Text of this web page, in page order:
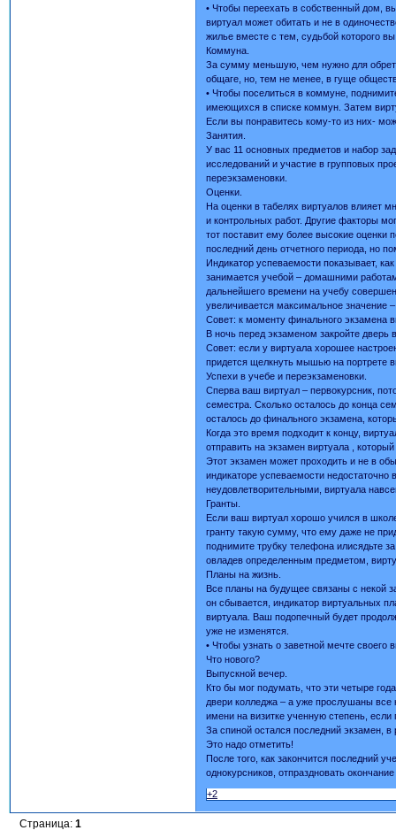
• Чтобы переехать в собственный дом,
виртуал может обитать и не в
жилье вместе с тем, судьбой которого
Коммуна.
За сумму меньшую, чем нужно для
общаге, но, тем не менее, в гуще
• Чтобы поселиться в коммуне,
имеющихся в списке коммун. Затем
Если вы понравитесь кому-то из них-
Занятия.
У вас 11 основных предметов и набор
исследований и участие в групповых
переэкзаменовки.
Оценки.
На оценки в табелях виртуалов влияет
и контрольных работ. Другие факторы
тот поставит ему более высокие
последний день отчетного периода, но
Индикатор успеваемости показывает,
занимается учебой – домашними
дальнейшего времени на учебу
увеличивается максимальное значение
Совет: к моменту финального экзамена
В ночь перед экзаменом закройте
Совет: если у виртуала хорошее
придется щелкнуть мышью на портрете
Успехи в учебе и переэкзаменовки.
Сперва ваш виртуал – первокурсник,
семестра. Сколько осталось до конца
осталось до финального экзамена,
Когда это время подходит к концу,
отправить на экзамен виртуала ,
Этот экзамен может проходить и не в
индикаторе успеваемости недостаточно
неудовлетворительными, виртуала
Гранты.
Если ваш виртуал хорошо учился в
гранту такую сумму, что ему даже не
поднимите трубку телефона илисядьте
овладев определенным предметом,
Планы на жизнь.
Все планы на будущее связаны с некой
он сбывается, индикатор виртуальных
виртуала. Ваш подопечный будет
уже не изменятся.
• Чтобы узнать о заветной мечте своего
Что нового?
Выпускной вечер.
Кто бы мог подумать, что эти четыре
двери колледжа – а уже прослушаны все
имени на визитке ученную степень, если
За спиной остался последний экзамен,
Это надо отметить!
После того, как закончится последний
однокурсников, отпраздновать
+2
Страница:1